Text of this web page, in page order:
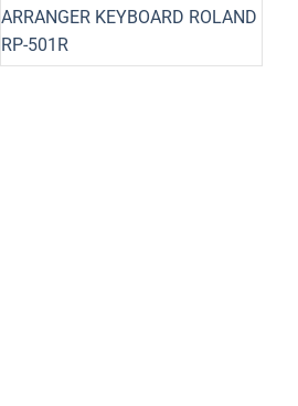
ARRANGER KEYBOARD ROLAND
RP-501R